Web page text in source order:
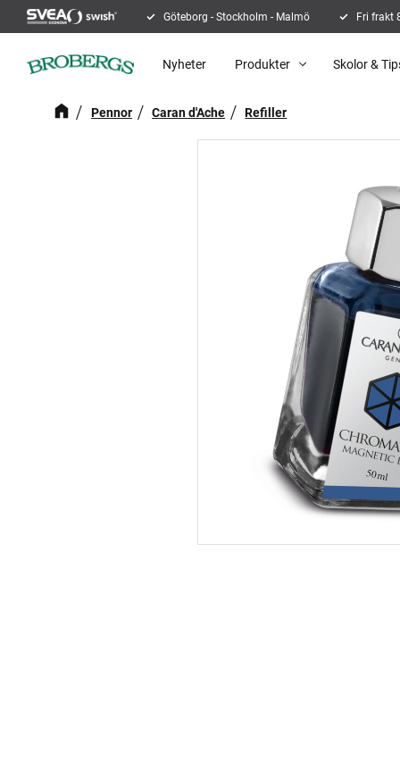
Göteborg - Stockholm - Malmö Fri frakt
Nyheter Produkter Skolor &
Pennor Caran d'Ache Refiller